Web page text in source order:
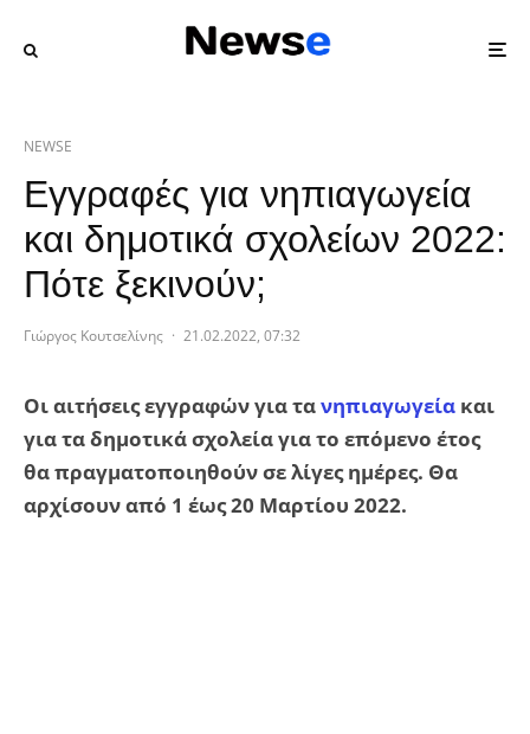
NEWSE
Εγγραφές για νηπιαγωγεία
και δημοτικά σχολείων 2022:
Πότε ξεκινούν;
Γιώργος Κουτσελίνης · 21.02.2022, 07:32
Οι αιτήσεις εγγραφών για τανηπιαγωγεία και
για τα δημοτικά σχολεία για το επόμενο έτος
θα πραγματοποιηθούν σε λίγες ημέρες. Θα
αρχίσουν από 1 έως 20 Μαρτίου 2022.